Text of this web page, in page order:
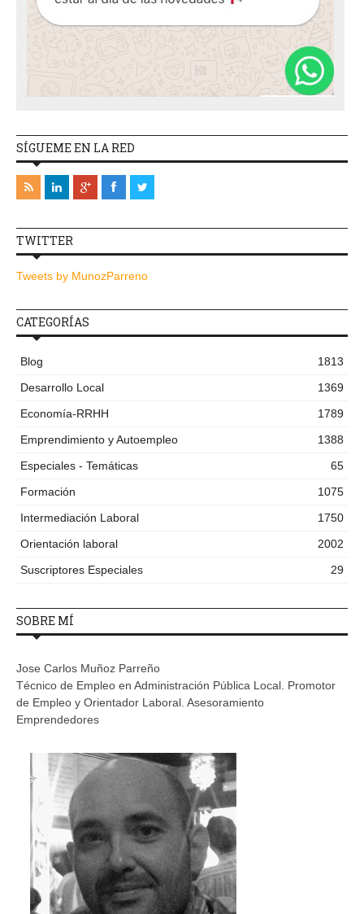
SÍGUEME EN LA RED
TWITTER
Tweets by MunozParreno
CATEGORÍAS
Blog
1813
Desarrollo Local
1369
Economía-RRHH
1789
Emprendimiento y Autoempleo
1388
Especiales - Temáticas
65
Formación
1075
Intermediación Laboral
1750
Orientación laboral
2002
Suscriptores Especiales
29
SOBRE MÍ
Jose Carlos Muñoz Parreño
Técnico de Empleo en Administración Pública Local. Promotor
de Empleo y Orientador Laboral. Asesoramiento
Emprendedores